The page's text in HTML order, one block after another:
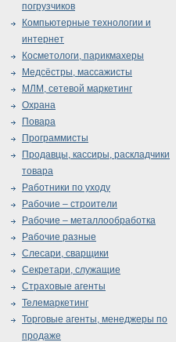
погрузчиков
Компьютерные технологии и
интернет
Косметологи, парикмахеры
Медсёстры, массажисты
МЛМ, сетевой маркетинг
Охрана
Повара
Программисты
Продавцы, кассиры, раскладчики
товара
Работники по уходу
Рабочие – строители
Рабочие – металлообработка
Рабочие разные
Слесари, сварщики
Секретари, служащие
Страховые агенты
Телемаркетинг
Торговые агенты, менеджеры по
продаже